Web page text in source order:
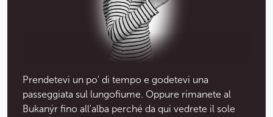
Prendetevi un po' di tempo e godetevi una
passeggiata sul lungofiume. Oppure rimanete al
Bukanýr fino all'alba perché da qui vedrete il sole